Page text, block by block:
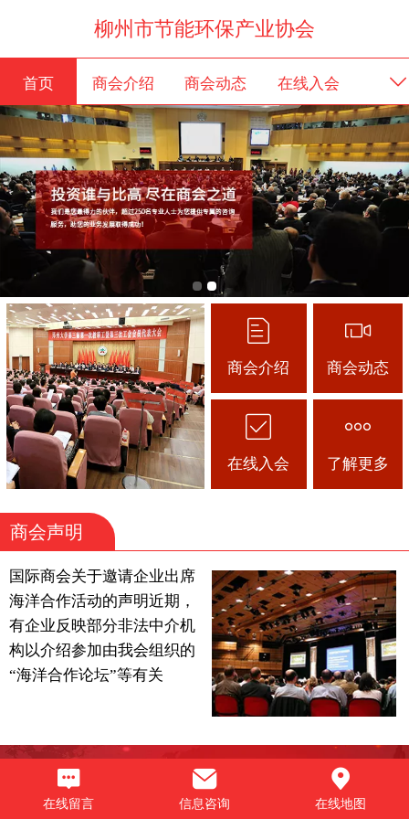
柳州市节能环保产业协会
首页 商会介绍 商会动态 在线入会
商会介绍 商会动态
在线入会 了解更多
商会声明
国际商会关于邀请企业出席
海洋合作活动的声明近期，
有企业反映部分非法中介机
构以介绍参加由我会组织的
“海洋合作论坛”等有关
在线留言 信息咨询 在线地图